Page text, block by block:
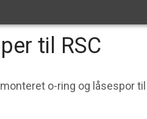
til RSC
o-ring og låsespor